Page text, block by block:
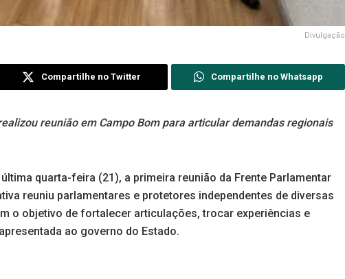
Divulgação
Compartilhe no Twitter Compartilhe no Whatsapp
reunião em Campo Bom para articular demandas regionais
quarta-feira (21), a primeira reunião da Frente Parlamentar
reuniu parlamentares e protetores independentes de diversas
o objetivo de fortalecer articulações, trocar experiências e
ao governo do Estado.